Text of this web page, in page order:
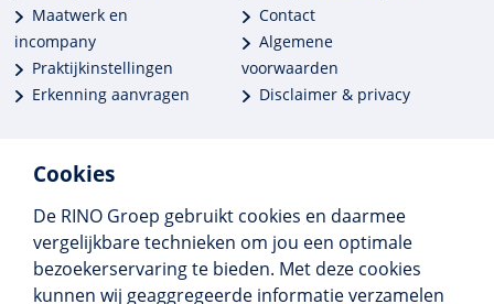
Cookies
De RINO Groep gebruikt cookies en daarmee
vergelijkbare technieken om jou een optimale
bezoekerservaring te bieden. Met deze cookies
kunnen wij geaggregeerde informatie verzamelen
Maatwerk en
incompany
Praktijkinstellingen
Erkenning aanvragen
Contact
Algemene
voorwaarden
Disclaimer & privacy
Meer dan 250 opleidingen
Alle BIG-opleidingen in huis
Cedeo-erkend en CRKBO-geregistreerd